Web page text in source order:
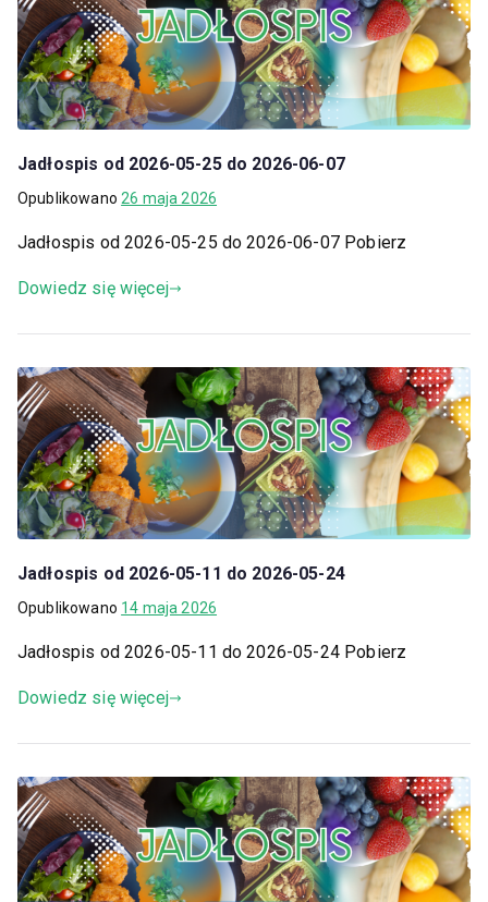
Jadłospis od 2026-05-25 do 2026-06-07
Opublikowano26 maja 2026
Jadłospis od 2026-05-25 do 2026-06-07 Pobierz
Dowiedz się więcej
Jadłospis od 2026-05-11 do 2026-05-24
Opublikowano 14 maja 2026
Jadłospis od 2026-05-11 do 2026-05-24 Pobierz
Dowiedz się więcej